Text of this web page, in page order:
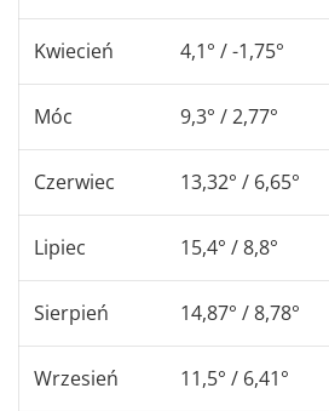
Kwiecień 4,1° / -1,75°
Móc 9,3° / 2,77°
Czerwiec 13,32° / 6,65°
Lipiec 15,4° / 8,8°
Sierpień 14,87° / 8,78°
Wrzesień 11,5° / 6,41°